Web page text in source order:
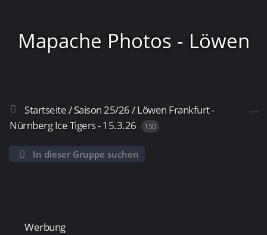
Mapache Photos - Löwen
Frankfurt
Startseite/Saison 25/26/Löwen Frankfurt -
Nürnberg Ice Tigers - 15.3.26
150
In dieser Gruppe suchen
Werbung